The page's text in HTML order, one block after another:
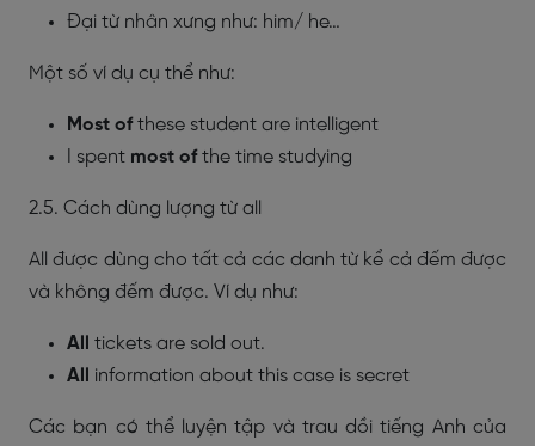
Đại từ nhân xưng như: him/ he…
Một số ví dụ cụ thể như:
Most ofthese student are intelligent
I spent most ofthe time studying
2.5. Cách dùng lượng từ all
All được dùng cho tất cả các danh từ kể cả đếm được
và không đếm được. Ví dụ như:
All
tickets are sold out.
All
information about this case is secret
Các bạn có thể luyện tập và trau dồi tiếng Anh của